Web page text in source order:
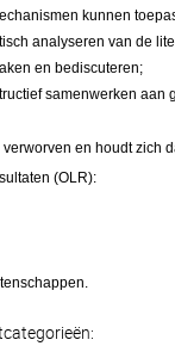
kunnen
analyseren van de
en bediscuteren;
samenwerken aan
en houdt zich
(OLR):